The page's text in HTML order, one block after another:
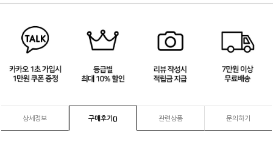
상세정보 구매후기() 관련상품 문의하기